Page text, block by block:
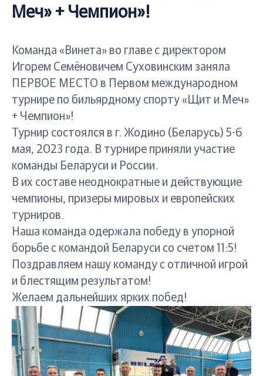
Меч» + Чемпион»!
Команда «Винета» во главе с директором
Игорем Семёновичем Суховинским заняла
ПЕРВОЕ МЕСТО в Первом международном
турнире по бильярдному спорту «Щит и Меч»
+ Чемпион»!
Турнир состоялся в г. Жодино (Беларусь) 5-6
мая, 2023 года. В турнире приняли участие
команды Беларуси и России.
В их составе неоднократные и действующие
чемпионы, призеры мировых и европейских
турниров.
Наша команда одержала победу в упорной
борьбе с командой Беларуси со счетом 11:5!
Поздравляем нашу команду с отличной игрой
и блестящим результатом!
Желаем дальнейших ярких побед!